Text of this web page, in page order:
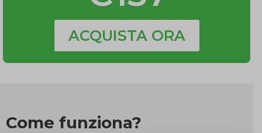
ACQUISTA ORA
Come funziona?